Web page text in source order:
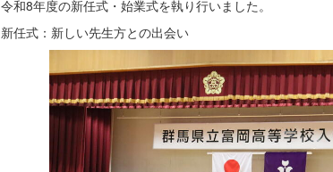
令和8年度の新任式・始業式を執り行いました。
新任式：新しい先生方との出会い